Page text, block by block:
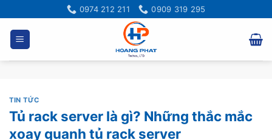
qua
dung
0974 212 211 0909 319 295
TIN TỨC
Tủ rack server là gì? Những thắc mắc
xoay quanh tủ rack server